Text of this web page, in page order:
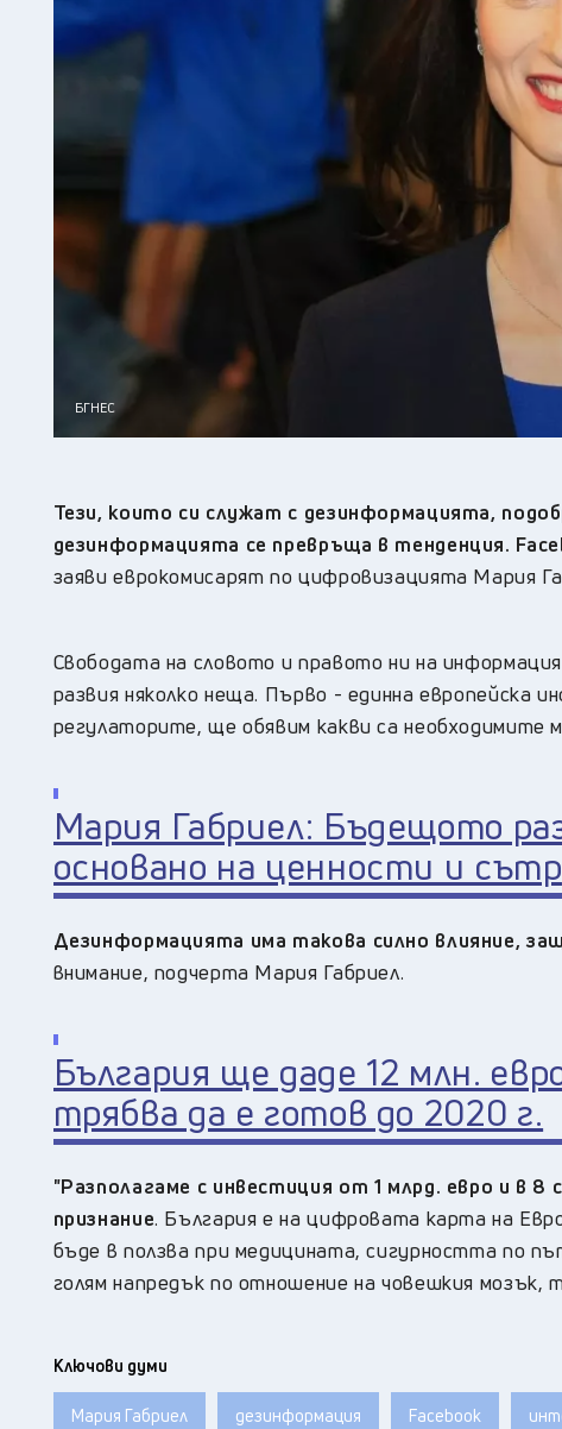
БГНЕС
Тези, които си служат с дезинформацията,
дезинформацията се превръща в тенденция.
заяви еврокомисарят по цифровизацията Мария
Свободата на словото и правото ни на
развия няколко неща. Първо - единна европейска
регулаторите, ще обявим какви са необходимите
Мария Габриел: Бъдещото
основано на ценности и
Дезинформацията има такова силно влияние,
внимание, подчерта Мария Габриел.
България ще даде 12 млн.
трябва да е готов до 2020 г.
"Разполагаме с инвестиция от 1 млрд. евро и в
признание. България е на цифровата карта на
бъде в ползва при медицината, сигурността по
голям напредък по отношение на човешкия мозък,
Ключови думи
Мария Габриел дезинформация Facebook